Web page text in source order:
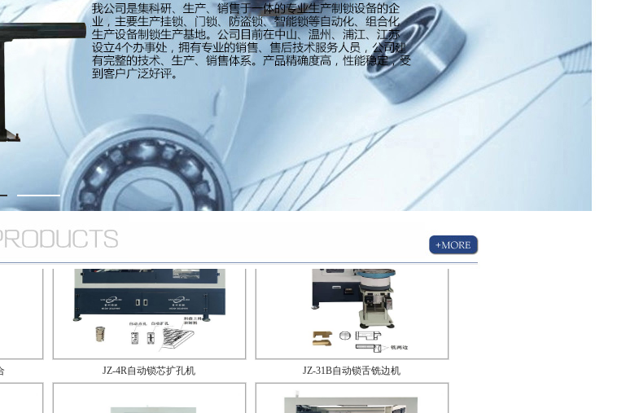
JRX-67A自动锁芯多孔位铆钉机 JRQ-147-2自动锌合金锁壳组合机
JZ-4R自动锁芯扩孔机 JZ-31B自动锁舌铣边机